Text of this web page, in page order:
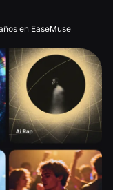
en EaseMuse